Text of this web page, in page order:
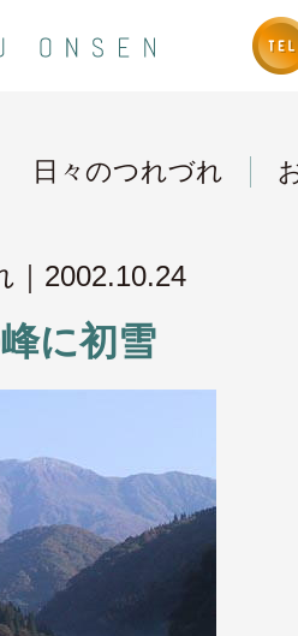
日々のつれづれ
2002.10.24
に初雪